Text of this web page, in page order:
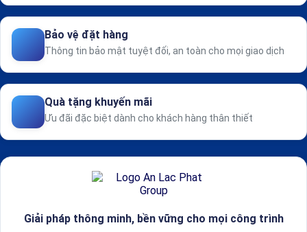
Bảo vệ đặt hàng
Thông tin bảo mật tuyệt đối, an toàn cho mọi giao dịch
Quà tặng khuyến mãi
Ưu đãi đặc biệt dành cho khách hàng thân thiết
Giải pháp thông minh, bền vững cho mọi công trình